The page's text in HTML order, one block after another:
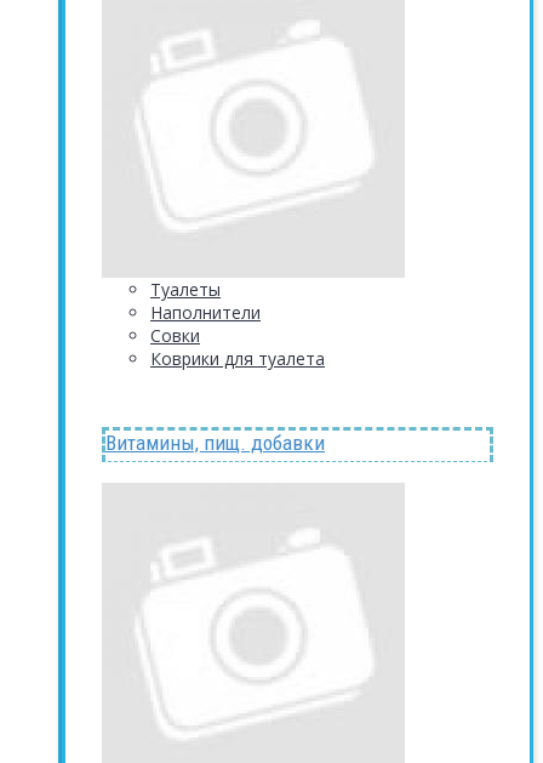
Туалеты
Наполнители
Совки
Коврики для туалета
Витамины, пищ. добавки